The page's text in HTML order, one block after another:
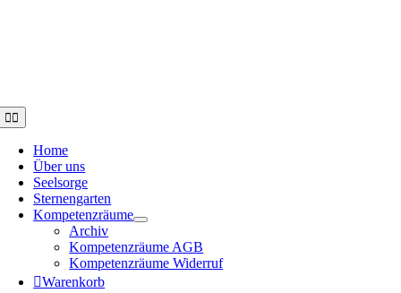
Toggle
Navigation
Home
Über uns
Seelsorge
Sternengarten
Kompetenzräume
Archiv
Kompetenzräume AGB
Kompetenzräume Widerruf
Warenkorb